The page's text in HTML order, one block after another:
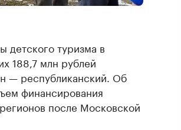
детского туризма в
188,7 млн рублей
— республиканский. Об
финансирования
после Московской